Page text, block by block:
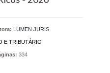
LUMEN JURIS
E TRIBUTÁRIO
334